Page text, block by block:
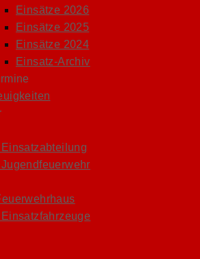
Einsätze 2026
Einsätze 2025
Einsätze 2024
Einsatz-Archiv